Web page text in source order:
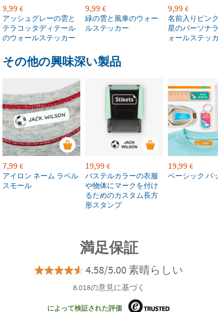
9,99 €
アッシュグレーの雲と
テラコッタディテール
のウォールステッカー
9,99 €
緑の雲と風車のウォー
ルステッカー
9,99 €
名前入りピン
星のパーソナ
ォールステッ
その他の興味深い製品
7,99 €
アイロン ネーム ラベル
スモール
19,99 €
パステルカラーの衣服
や物体にマークを付け
るためのカスタム長方
形スタンプ
19,99 €
ベーシック パ
満足保証
4.58/5.00 素晴らしい
8.018の意見に基づく
によって検証された評価